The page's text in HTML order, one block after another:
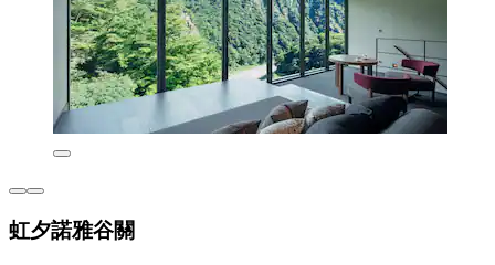
虹夕諾雅谷關